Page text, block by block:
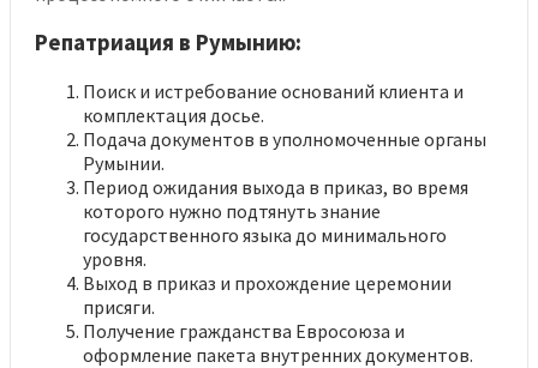
Репатриация в Румынию:
Поиск и истребование оснований клиента и
комплектация досье.
Подача документов в уполномоченные органы
Румынии.
Период ожидания выхода в приказ, во время
которого нужно подтянуть знание
государственного языка до минимального
уровня.
Выход в приказ и прохождение церемонии
присяги.
Получение гражданства Евросоюза и
оформление пакета внутренних документов.